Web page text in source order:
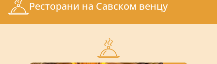
Ресторани на Савском венцу